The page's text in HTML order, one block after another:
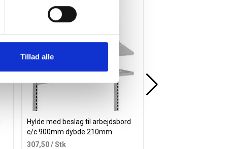
Tillad alle
Hylde med beslag til arbejdsbord
c/c 900mm dybde 210mm
307,50/ Stk